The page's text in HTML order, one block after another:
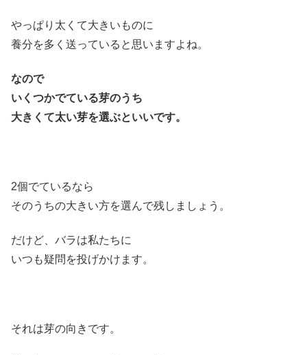
やっぱり太くて大きいものに
養分を多く送っていると思いますよね。
なので
いくつかでている芽のうち
大きくて太い芽を選ぶといいです。
2個でているなら
そのうちの大きい方を選んで残しましょう。
だけど、バラは私たちに
いつも疑問を投げかけます。
それは芽の向きです。